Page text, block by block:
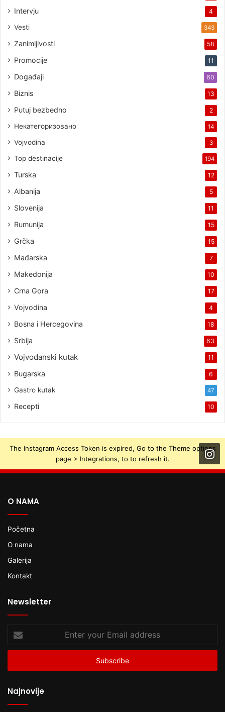
Intervju 4
Vesti 343
Zanimljivosti 58
Promocije 11
Događaji 60
Biznis 13
Putuj bezbedno 2
Некатегоризовано 14
Vojvodina 3
Top destinacije 194
Turska 12
Albanija 5
Slovenija 11
Rumunija 15
Grčka 15
Mađarska 7
Makedonija 10
Crna Gora 17
Vojvodina 4
Bosna i Hercegovina 18
Srbija 63
Vojvođanski kutak 11
Bugarska 6
Gastro kutak 47
Recepti 10
The Instagram Access Token is expired, Go to the Theme options
page > Integrations, to to refresh it.
O NAMA
Početna
O nama
Galerija
Kontakt
Newsletter
your
Email
Najnovije